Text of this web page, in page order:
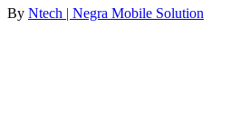
By Ntech | Negra Mobile Solution